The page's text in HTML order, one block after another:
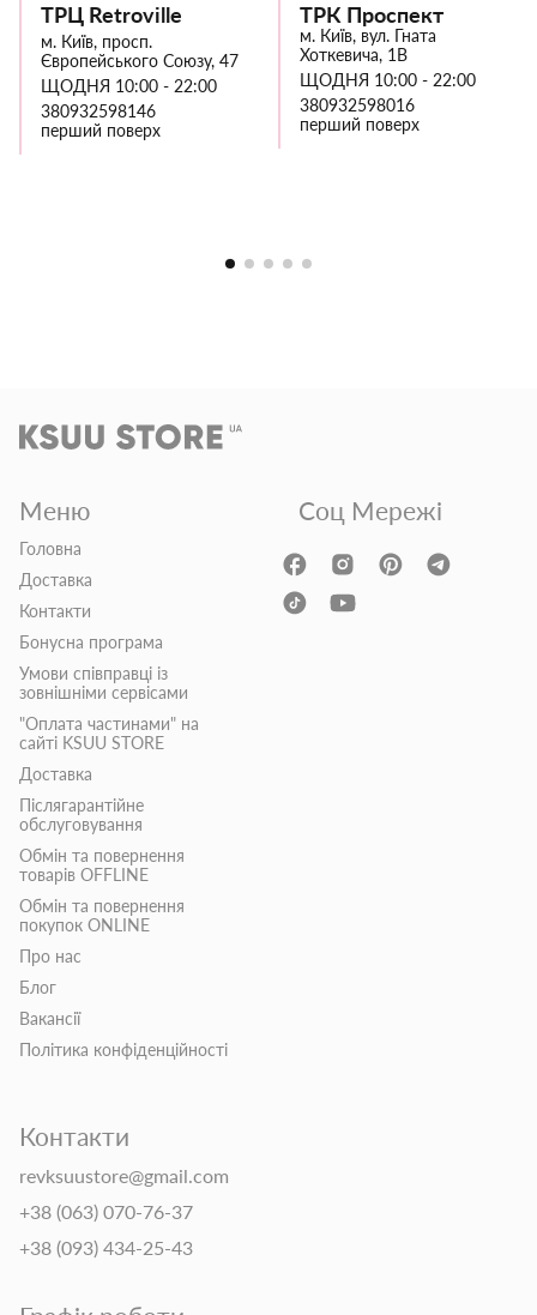
ТРЦ Retroville
м. Київ, просп.
Європейського Союзу, 47
ЩОДНЯ 10:00 - 22:00
380932598146
перший поверх
ТРК Проспект
м. Київ, вул. Гната
Хоткевича, 1В
ЩОДНЯ 10:00 - 22:00
380932598016
перший поверх
Меню
Головна
Доставка
Контакти
Бонусна програма
Умови співправці із
зовнішніми сервісами
"Оплата частинами" на
сайті KSUU STORE
Доставка
Післягарантійне
обслуговування
Обмін та повернення
товарів OFFLINE
Обмін та повернення
покупок ONLINE
Про нас
Блог
Вакансії
Політика конфіденційності
Контакти
revksuustore@gmail.com
+38 (063) 070-76-37
+38 (093) 434-25-43
Соц Мережі